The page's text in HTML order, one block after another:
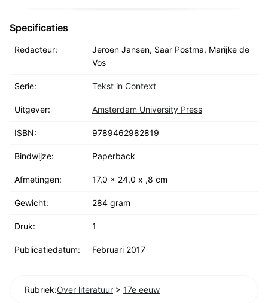
Specificaties
Redacteur:
Jeroen Jansen, Saar Postma, Marijke de
Vos
Serie: Tekst in Context
Uitgever: Amsterdam University Press
ISBN: 9789462982819
Bindwijze: Paperback
Afmetingen: 17,0 x 24,0 x ,8 cm
Gewicht: 284 gram
Druk: 1
Publicatiedatum: Februari 2017
Rubriek:Over literatuur > 17e eeuw